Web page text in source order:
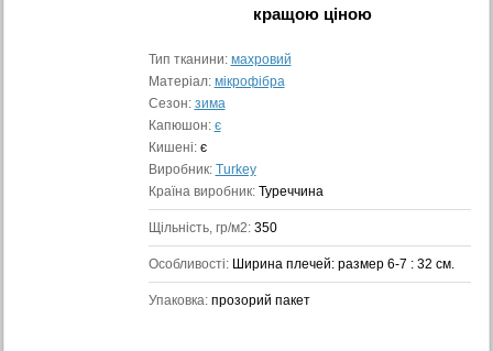
кращою ціною
Тип тканини: махровий
Матеріал: мікрофібра
Сезон: зима
Капюшон: є
Кишені: є
Виробник: Turkey
Країна виробник: Туреччина
Щільність, гр/м2: 350
Особливості: Ширина плечей: размер 6-7 : 32 см.
Упаковка: прозорий пакет